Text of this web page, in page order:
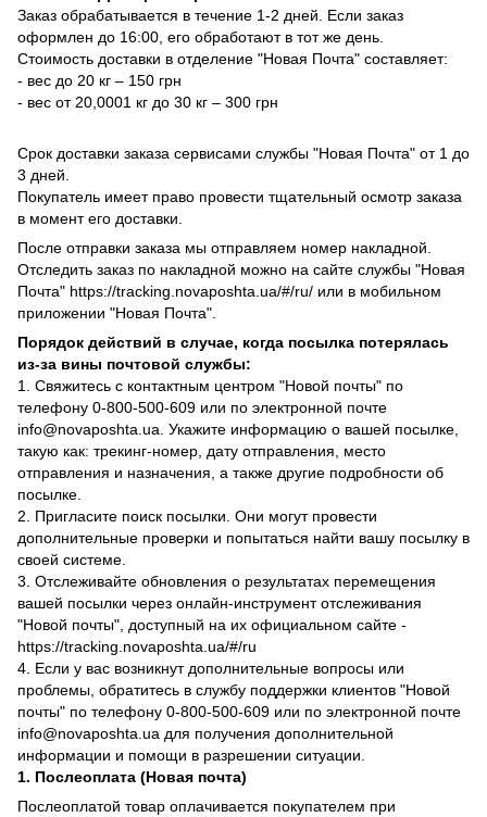
Заказ обрабатывается в течение 1-2 дней. Если заказ
оформлен до 16:00, его обработают в тот же день.
Стоимость доставки в отделение "Новая Почта" составляет:
- вес до 20 кг – 150 грн
- вес от 20,0001 кг до 30 кг – 300 грн
Срок доставки заказа сервисами службы "Новая Почта" от 1 до
3 дней.
Покупатель имеет право провести тщательный осмотр заказа
в момент его доставки.
После отправки заказа мы отправляем номер накладной.
Отследить заказ по накладной можно на сайте службы "Новая
Почта" https://tracking.novaposhta.ua/#/ru/ или в мобильном
приложении "Новая Почта".
Порядок действий в случае, когда посылка потерялась
из-за вины почтовой службы:
1. Свяжитесь с контактным центром "Новой почты" по
телефону 0-800-500-609 или по электронной почте
info@novaposhta.ua. Укажите информацию о вашей посылке,
такую как: трекинг-номер, дату отправления, место
отправления и назначения, а также другие подробности об
посылке.
2. Пригласите поиск посылки. Они могут провести
дополнительные проверки и попытаться найти вашу посылку в
своей системе.
3. Отслеживайте обновления о результатах перемещения
вашей посылки через онлайн-инструмент отслеживания
"Новой почты", доступный на их официальном сайте -
https://tracking.novaposhta.ua/#/ru
4. Если у вас возникнут дополнительные вопросы или
проблемы, обратитесь в службу поддержки клиентов "Новой
почты" по телефону 0-800-500-609 или по электронной почте
info@novaposhta.ua для получения дополнительной
информации и помощи в разрешении ситуации.
1. Послеоплата (Новая почта)
Послеоплатой товар оплачивается покупателем при